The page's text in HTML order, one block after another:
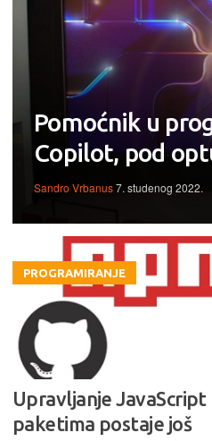
Pomoćnik u
Copilot, pod
Sandro Vrbanus7. studenog 2022.
PROGRAMIRANJE
Upravljanje JavaScript
paketima postaje još